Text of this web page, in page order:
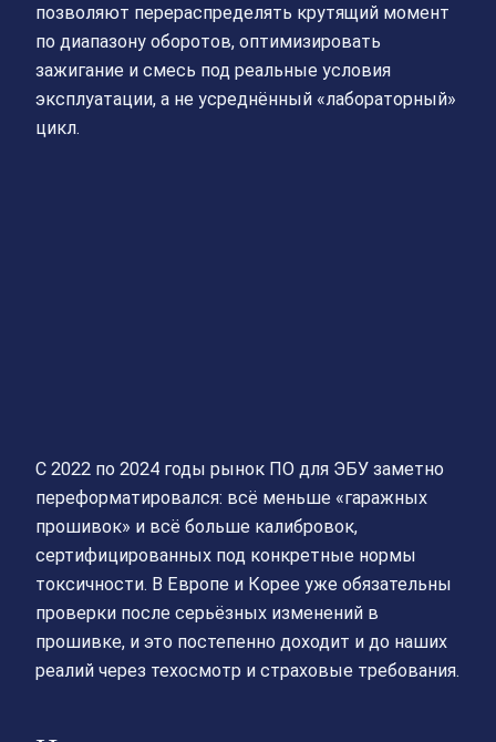
позволяют перераспределять крутящий момент
по диапазону оборотов, оптимизировать
зажигание и смесь под реальные условия
эксплуатации, а не усреднённый «лабораторный»
цикл.
С 2022 по 2024 годы рынок ПО для ЭБУ заметно
переформатировался: всё меньше «гаражных
прошивок» и всё больше калибровок,
сертифицированных под конкретные нормы
токсичности. В Европе и Корее уже обязательны
проверки после серьёзных изменений в
прошивке, и это постепенно доходит и до наших
реалий через техосмотр и страховые требования.